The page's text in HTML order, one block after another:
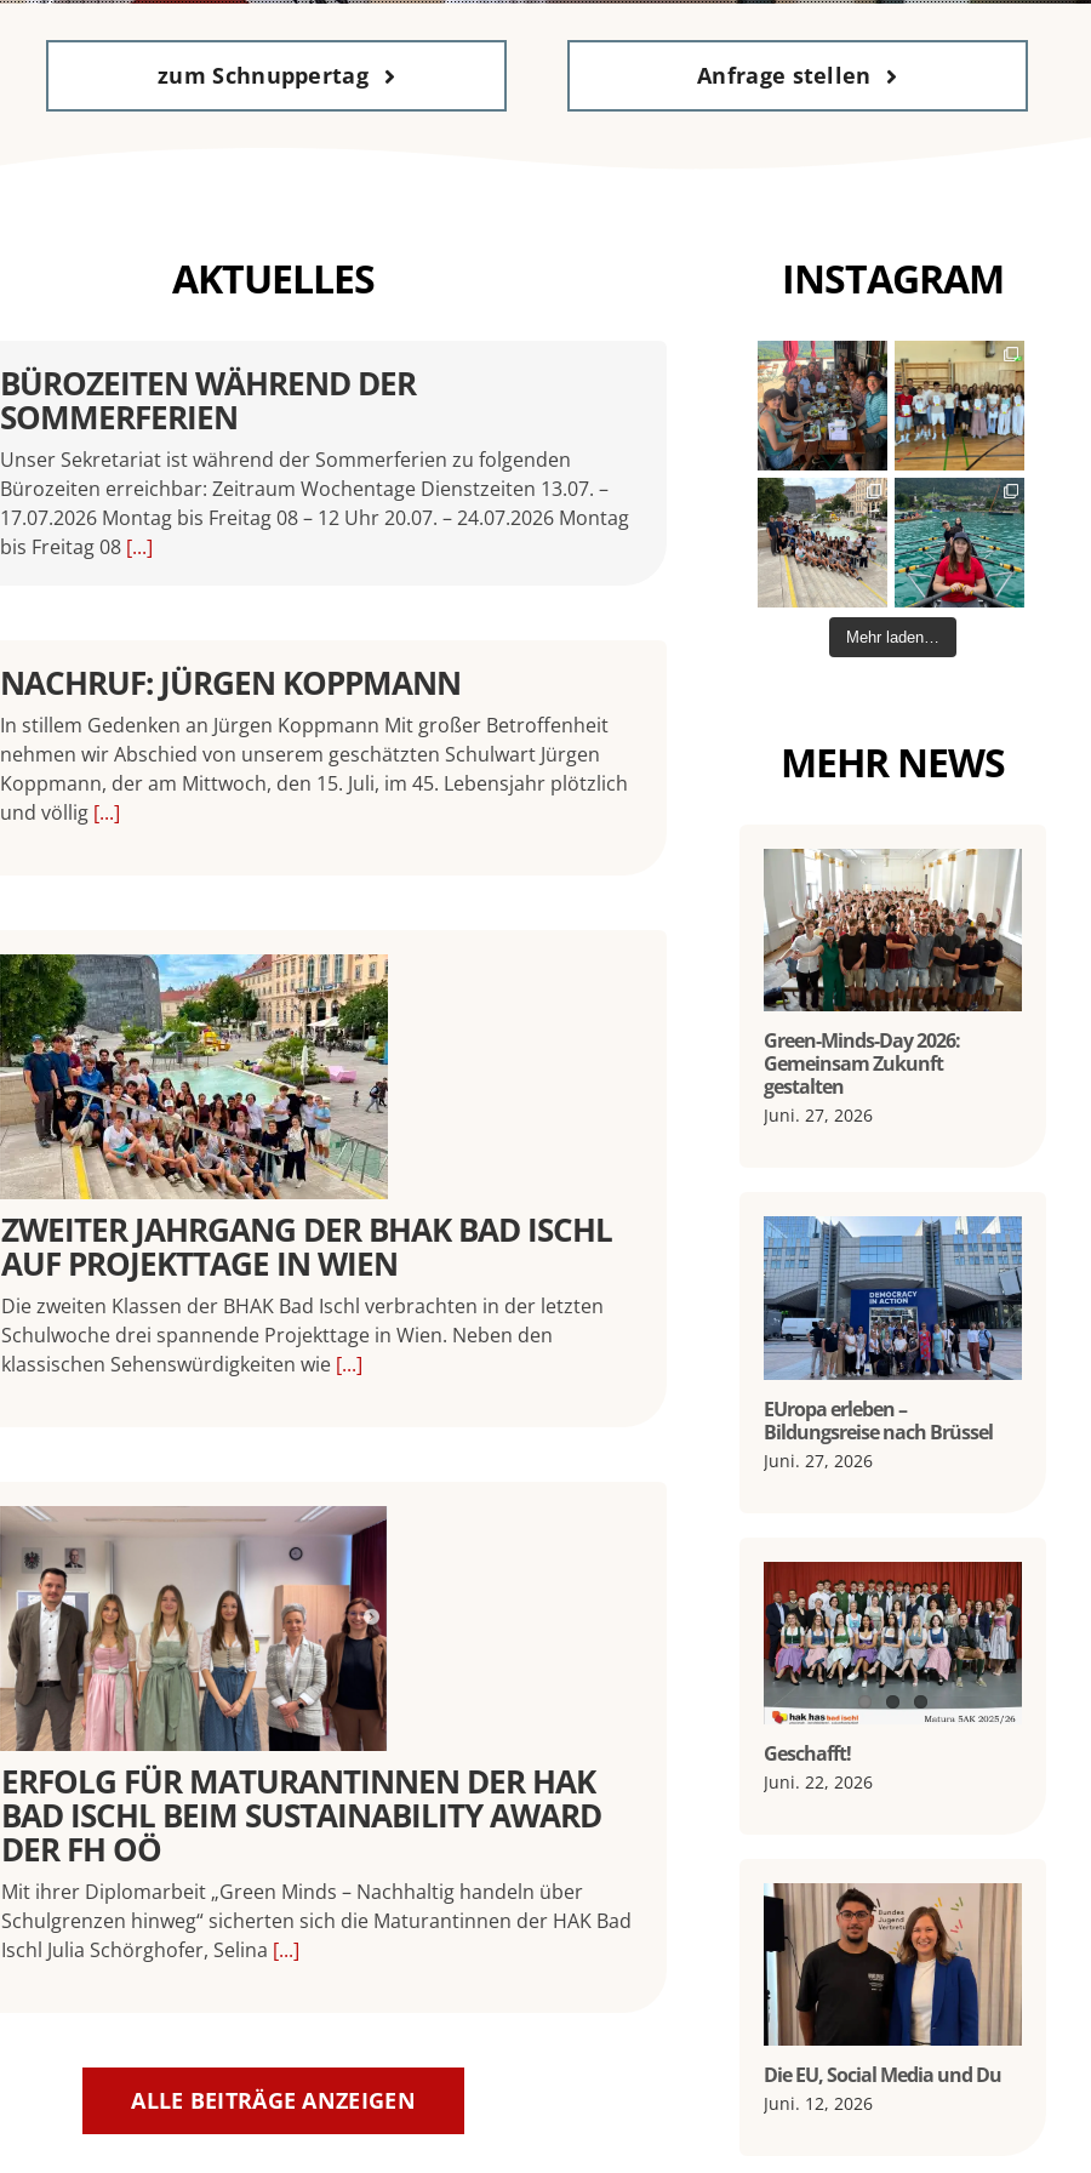
zum Schnuppertag Anfrage stellen
AKTUELLES
BÜROZEITEN WÄHREND DER
SOMMERFERIEN
Unser Sekretariat ist während der Sommerferien zu folgenden
Bürozeiten erreichbar: Zeitraum Wochentage Dienstzeiten 13.07. –
17.07.2026 Montag bis Freitag 08 – 12 Uhr 20.07. – 24.07.2026 Montag
bis Freitag 08[...]
NACHRUF: JÜRGEN KOPPMANN
In stillem Gedenken an Jürgen Koppmann Mit großer Betroffenheit
nehmen wir Abschied von unserem geschätzten Schulwart Jürgen
Koppmann, der am Mittwoch, den 15. Juli, im 45. Lebensjahr plötzlich
und völlig[...]
ZWEITER JAHRGANG DER BHAK BAD ISCHL
AUF PROJEKTTAGE IN WIEN
Die zweiten Klassen der BHAK Bad Ischl verbrachten in der letzten
Schulwoche drei spannende Projekttage in Wien. Neben den
klassischen Sehenswürdigkeiten wie[...]
ERFOLG FÜR MATURANTINNEN DER HAK
BAD ISCHL BEIM SUSTAINABILITY AWARD
DER FH OÖ
Mit ihrer Diplomarbeit „Green Minds – Nachhaltig handeln über
Schulgrenzen hinweg“ sicherten sich die Maturantinnen der HAK Bad
Ischl Julia Schörghofer, Selina [...]
ALLE BEITRÄGE ANZEIGEN
INSTAGRAM
Mehr laden…
MEHR NEWS
Green-Minds-Day 2026:
Gemeinsam Zukunft
gestalten
Juni. 27, 2026
EUropa erleben –
Bildungsreise nach Brüssel
Juni. 27, 2026
Geschafft!
Juni. 22, 2026
Die EU, Social Media und Du
Juni. 12, 2026